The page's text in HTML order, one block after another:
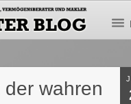
wahren